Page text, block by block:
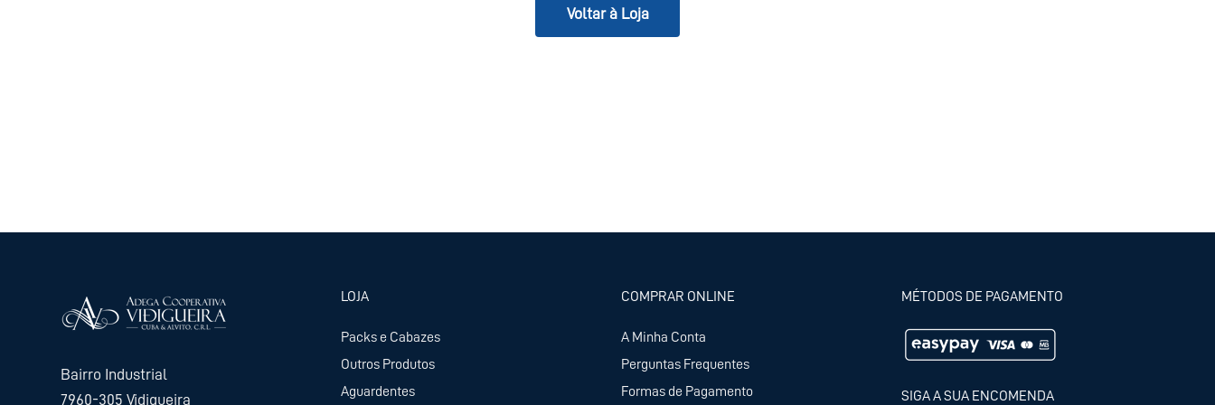
Voltar à Loja
Bairro Industrial
7960-305 Vidigueira
LOJA
Packs e Cabazes
Outros Produtos
Aguardentes
COMPRAR ONLINE
A Minha Conta
Perguntas Frequentes
Formas de Pagamento
MÉTODOS DE PAGAMENTO
SIGA A SUA ENCOMENDA